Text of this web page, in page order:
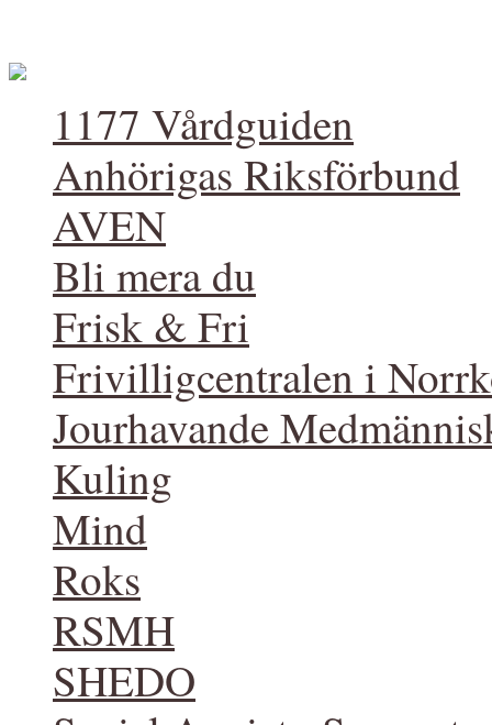
1177 Vårdguiden
Anhörigas Riksförbund
AVEN
Bli mera du
Frisk & Fri
Frivilligcentralen i
Jourhavande
Kuling
Mind
Roks
RSMH
SHEDO